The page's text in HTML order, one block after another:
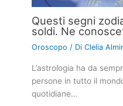
Questi segni
soldi. Ne
Oroscopo / DiClelia
L’astrologia ha da
persone in tutto il
quotidiane…